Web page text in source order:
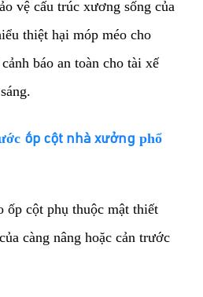
vệ cấu trúc xương sống của
thiệt hại móp méo cho
báo an toàn cho tài xế
ốp cột nhà xưởng phổ
ốp cột phụ thuộc mật thiết
càng nâng hoặc cản trước